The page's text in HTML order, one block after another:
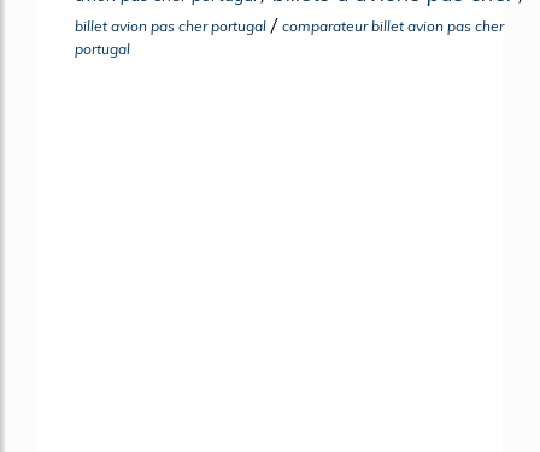
billet avion pas cher portugal / comparateur billet avion pas cher
portugal